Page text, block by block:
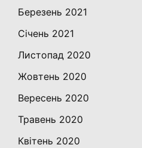
Березень 2021
Січень 2021
Листопад 2020
Жовтень 2020
Вересень 2020
Травень 2020
Квітень 2020